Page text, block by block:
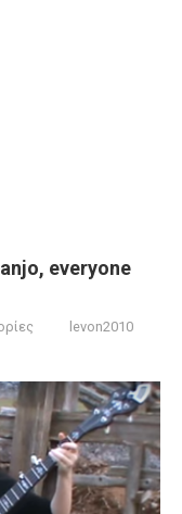
everyone
levon2010